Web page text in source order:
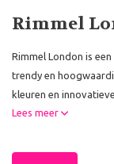
Rimmel
Rimmel London is
trendy en
kleuren en
Lees meer